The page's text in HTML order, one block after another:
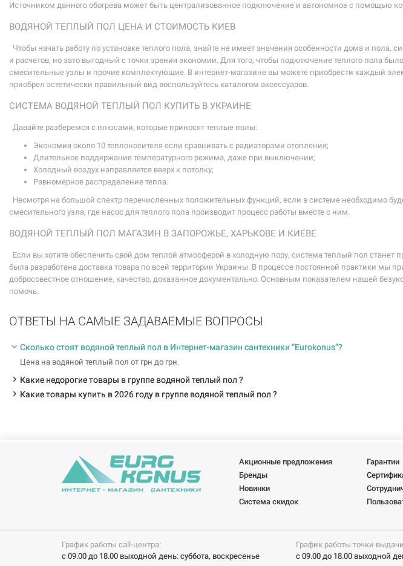
Источником данного обогрева может быть централизованное подключение и автономное с помощью
ВОДЯНОЙ ТЕПЛЫЙ ПОЛ ЦЕНА И СТОИМОСТЬ КИЕВ
Чтобы начать работу по установке теплого пола, знайте не имеет значения особенности дома и
и расчетов, но зато выгодный с точки зрения экономии. Для того, чтобы подключение теплого пола
смесительные узлы и прочие комплектующие. В интернет-магазине вы можете приобрести каждый
приобрел эстетически правильный вид воспользуйтесь каталогом аксессуаров.
СИСТЕМА ВОДЯНОЙ ТЕПЛЫЙ ПОЛ КУПИТЬ В УКРАИНЕ
Давайте разберемся с плюсами, которые приносят теплые полы:
Экономия около 10 теплоносителя если сравнивать с радиаторами отопления;
Длительное поддержание температурного режима, даже при выключении;
Холодный воздух направляется вверх к потолку;
Равномерное распределение тепла.
Несмотря на большой спектр перечисленных положительных функций, если в системе необходимо
смесительного узла, где насос для теплого пола производит процесс работы вместе с ним.
ВОДЯНОЙ ТЕПЛЫЙ ПОЛ МАГАЗИН В ЗАПОРОЖЬЕ, ХАРЬКОВЕ И КИЕВЕ
Если вы хотите обеспечить свой дом теплой атмосферой в холодную пору, система теплый пол
была разработана доставка товара по всей территории Украины. В процессе постоянной практики
добросовестное отношение, качество, доказанное документально. Основным показателем нашей
помочь.
ОТВЕТЫ НА САМЫЕ ЗАДАВАЕМЫЕ ВОПРОСЫ
Сколько стоят водяной теплый пол в Интернет-магазин сантехники “Eurokonus”?
Цена на водяной теплый пол от грн до грн.
Какие недорогие товары в группе водяной теплый пол ?
Какие товары купить в 2026 году в группе водяной теплый пол ?
Акционные предложения Гарантии
Бренды
Новинки
Система скидок
График работы call-центра:
с 09.00 до 18.00 выходной день: суббота, воскресенье
График работы точки
с 09.00 до 18.00 выходной